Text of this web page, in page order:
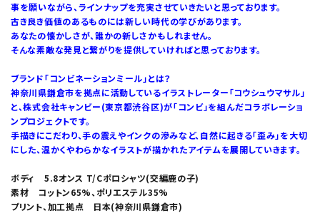
事を願いながら、ラインナップを充実させていきたいと思っております。
古き良き価値のあるものには新しい時代の学びがあります。
あなたの懐かしさが、誰かの新しさかもしれません。
そんな素敵な発見と繋がりを提供していければと思っております。
ブランド「コンビネーションミール」とは？
神奈川県鎌倉市を拠点に活動しているイラストレーター「コウシュウマサル」
と、株式会社キャンビー(東京都渋谷区)が「コンビ」を組んだコラボレーショ
ンプロジェクトです。
手描きにこだわり、手の震えやインクの滲みなど、自然に起きる「歪み」を大切
にした、温かくやわらかなイラストが描かれたアイテムを展開していきます。
ボディ 5.8オンス T/Cポロシャツ(交編鹿の子)
素材 コットン65%、ポリエステル35%
プリント、加工拠点 日本(神奈川県鎌倉市)